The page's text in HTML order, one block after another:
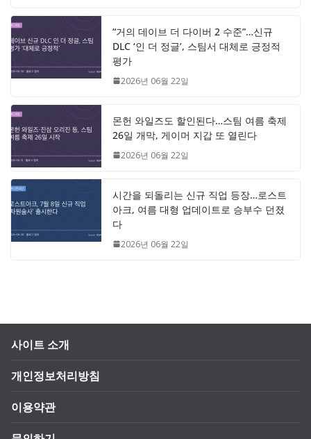
“거의 데이브 더 다이버 2 수준”…신규
DLC ‘인 더 정글’, 스팀서 대체로 긍정적
평가
2026년 06월 22일
몬헌 와일즈도 할인된다…스팀 여름 축제
26일 개막, 게이머 지갑 또 열린다
2026년 06월 22일
시간을 되돌리는 신규 직업 등장…로스트
아크, 여름 대형 업데이트로 승부수 던졌
다
2026년 06월 22일
사이트 소개
개인정보처리방침
이용약관